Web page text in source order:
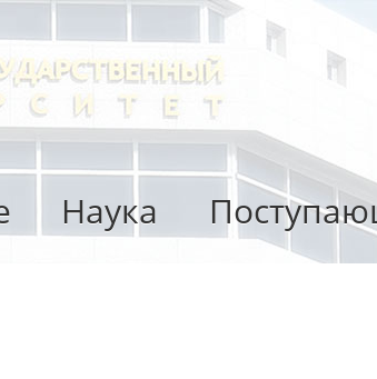
Наука